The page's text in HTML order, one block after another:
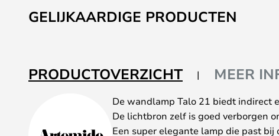
naar
het
de
afbeeldingen-
GELIJKAARDIGE PRODUCTEN
PRODUCTOVERZICHT MEER
De wandlamp Talo 21 biedt indirect
De lichtbron zelf is goed verborgen
Een super elegante lamp die past bij